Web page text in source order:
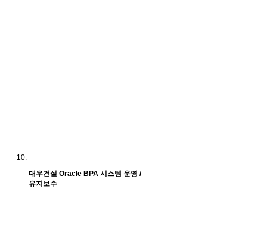
대우건설 Oracle BPA 시스템 운영 /
유지보수